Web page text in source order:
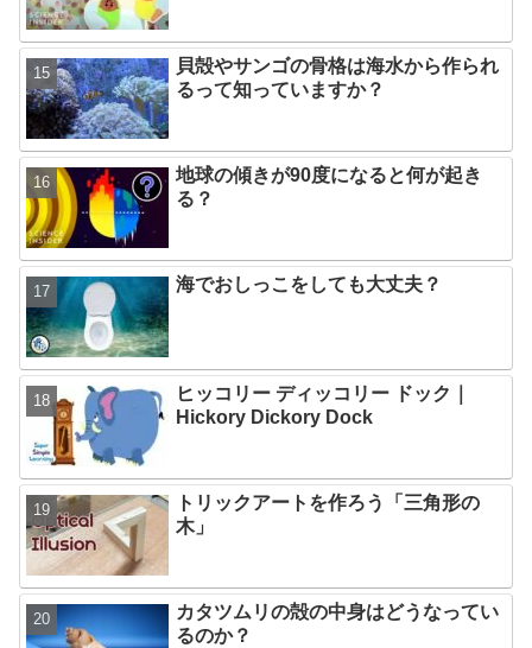
貝殻やサンゴの骨格は海水から作られ
るって知っていますか？
地球の傾きが90度になると何が起き
る？
海でおしっこをしても大丈夫？
ヒッコリー ディッコリー ドック｜
Hickory Dickory Dock
トリックアートを作ろう「三角形の
木」
カタツムリの殻の中身はどうなってい
るのか？